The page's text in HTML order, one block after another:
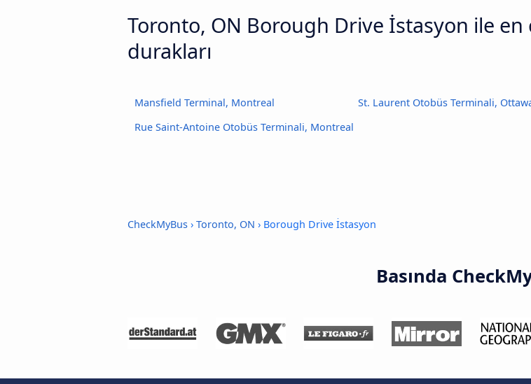
Toronto, ON Borough Drive İstasyon ile en
durakları
Mansfield Terminal, Montreal St. Laurent Otobüs Terminali,
Rue Saint-Antoine Otobüs Terminali, Montreal
CheckMyBus › Toronto, ON › Borough Drive İstasyon
Basında